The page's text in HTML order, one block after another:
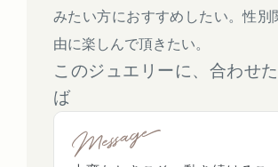
みたい方におすすめしたい。性別
由に楽しんで頂きたい。
このジュエリーに、合わせ
ば